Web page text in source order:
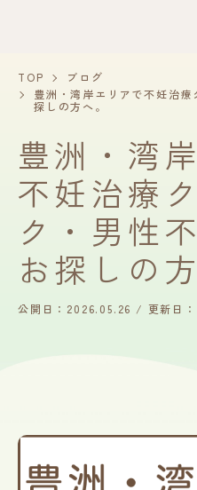
TOP
ブログ
豊洲・湾岸エリアで不妊治
探しの方へ。
豊洲・湾
不妊治療
ク・男性
お探しの方
公開日：2026.05.26 更新日